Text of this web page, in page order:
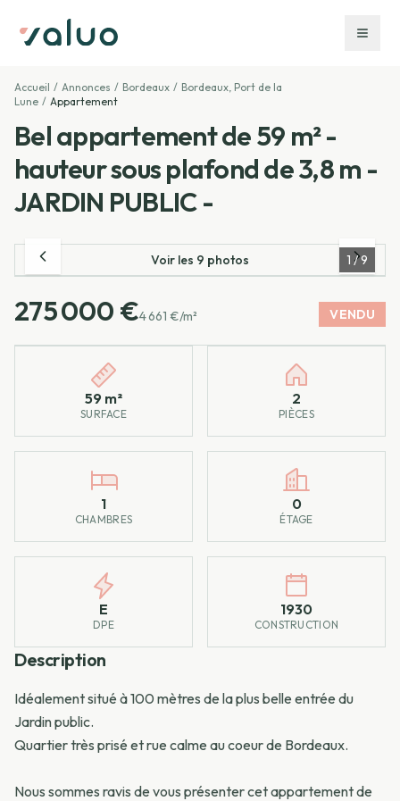
Accueil / Annonces / Bordeaux / Bordeaux, Port de la
Lune / Appartement
Bel appartement de 59 m² -
hauteur sous plafond de 3,8 m -
JARDIN PUBLIC -
1 /9
Voir les 9 photos
275 000 €4 661 €/m² VENDU
Caractéristiques principales
59 m²
SURFACE
2
PIÈCES
1
CHAMBRES
0
ÉTAGE
E
DPE
1930
CONSTRUCTION
Description
Idéalement situé à 100 mètres de la plus belle entrée du
Jardin public.
Quartier très prisé et rue calme au coeur de Bordeaux.
Nous sommes ravis de vous présenter cet appartement de